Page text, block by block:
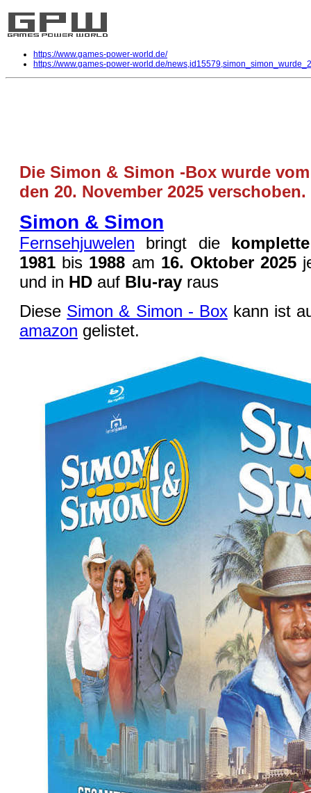
https://www.games-power-world.de/
https://www.games-power-world.de/
Die Simon & Simon -Box wurde
den 20. November 2025 verschoben.
Simon & Simon
Fernsehjuwelen bringt die
1981 bis 1988 am 16. Oktober 2025
und in HD auf Blu-ray raus
Diese Simon & Simon - Boxkann ist
amazon gelistet.